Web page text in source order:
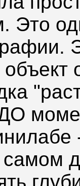
Это
самом